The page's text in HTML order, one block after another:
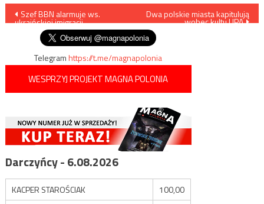
Nawigacja
wpisu
Szef BBN alarmuje ws.
ukraińskiej imigracji
Dwa polskie miasta kapitulują
wobec kultu UPA
Telegramhttps://t.me/magnapolonia
WESPRZYJ PROJEKT MAGNA POLONIA
Darczyńcy - 6.08.2026
KACPER STAROŚCIAK
100,00